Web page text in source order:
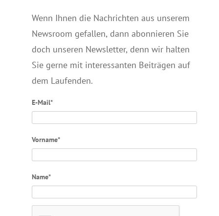
Wenn Ihnen die Nachrichten aus unserem
Newsroom gefallen, dann abonnieren Sie
doch unseren Newsletter, denn wir halten
Sie gerne mit interessanten Beiträgen auf
dem Laufenden.
E-Mail*
Vorname*
Name*